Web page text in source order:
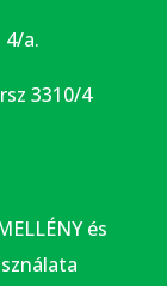
4/a.
3310/4
és